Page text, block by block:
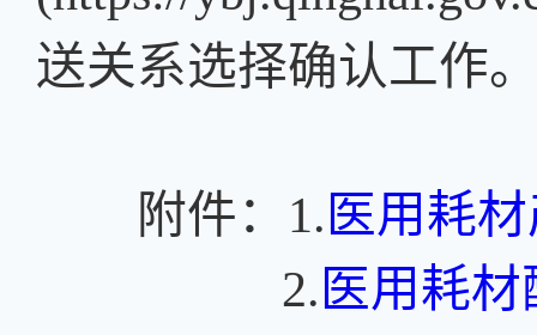
送关系选择确认工作
附件：1. 医用耗
2. 医用耗